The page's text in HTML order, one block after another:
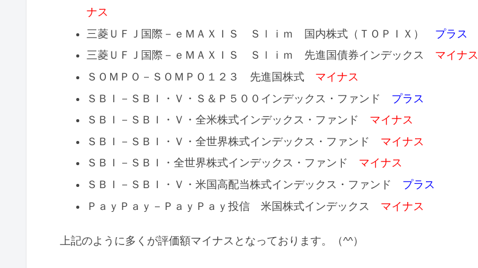
ナス
三菱ＵＦＪ国際－ｅＭＡＸＩＳ Ｓｌｉｍ 国内株式（ＴＯＰＩＸ） プラス
三菱ＵＦＪ国際－ｅＭＡＸＩＳ Ｓｌｉｍ 先進国債券インデックス マイナス
ＳＯＭＰＯ－ＳＯＭＰＯ１２３ 先進国株式 マイナス
ＳＢＩ－ＳＢＩ・Ｖ・Ｓ＆Ｐ５００インデックス・ファンド プラス
ＳＢＩ－ＳＢＩ・Ｖ・全米株式インデックス・ファンド マイナス
ＳＢＩ－ＳＢＩ・Ｖ・全世界株式インデックス・ファンド マイナス
ＳＢＩ－ＳＢＩ・全世界株式インデックス・ファンド マイナス
ＳＢＩ－ＳＢＩ・Ｖ・米国高配当株式インデックス・ファンド プラス
ＰａｙＰａｙ－ＰａｙＰａｙ投信 米国株式インデックス マイナス
上記のように多くが評価額マイナスとなっております。（^^）